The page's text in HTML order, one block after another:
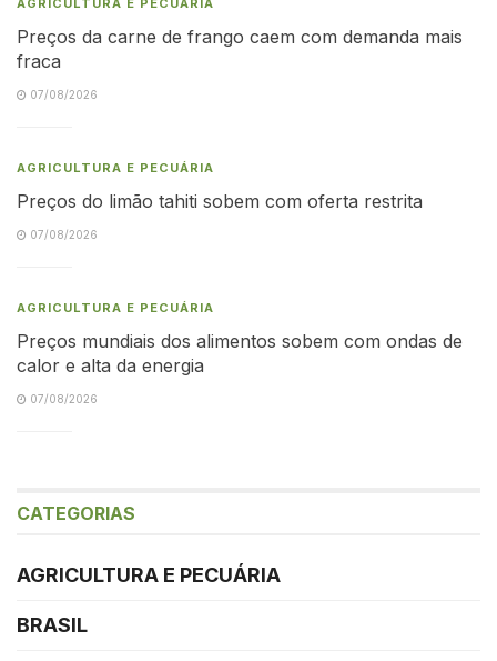
Preços da carne de frango caem com demanda mais
fraca
07/08/2026
AGRICULTURA E PECUÁRIA
Preços do limão tahiti sobem com oferta restrita
07/08/2026
AGRICULTURA E PECUÁRIA
Preços mundiais dos alimentos sobem com ondas de
calor e alta da energia
07/08/2026
CATEGORIAS
AGRICULTURA E PECUÁRIA
BRASIL